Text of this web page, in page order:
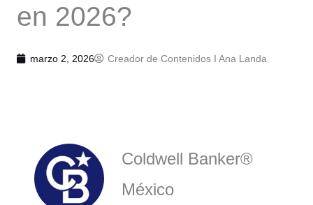
en 2026?
marzo 2, 2026 Creador de Contenidos I Ana Landa
Coldwell Banker®
México